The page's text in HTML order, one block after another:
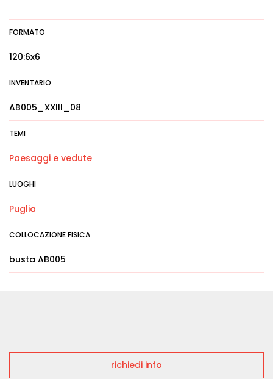
FORMATO
120:6x6
INVENTARIO
AB005_XXIII_08
TEMI
Paesaggi e vedute
LUOGHI
Puglia
COLLOCAZIONE FISICA
busta AB005
richiedi info